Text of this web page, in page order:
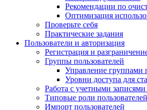
Рекомендации по
Оптимизация
Проверьте себя
Практические задания
Пользователи и авторизация
Регистрация и
Группы пользователей
Управление группами
Уровни доступа для
Работа с учетными записями
Типовые роли
Импорт пользователей